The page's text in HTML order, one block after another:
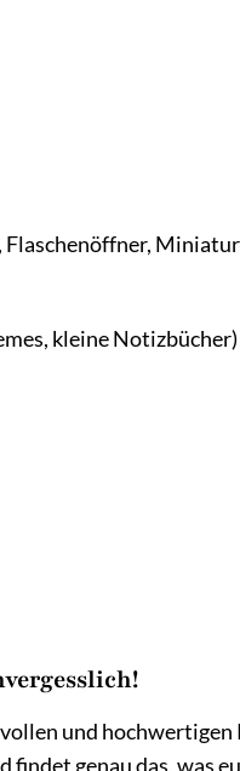
Flaschenöffner,
kleine Notizbücher)
und hochwertigen